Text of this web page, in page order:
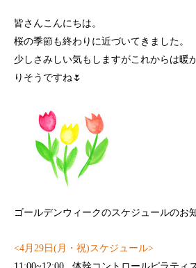
皆さんこんにちは。
桜の季節も終わりに近づいてきました。
少しさみしい気もしますがこれからは暖
りそうですね🌷
ゴールデンウィークのスケジュールのお
<4月 29 日 (月・祝)スケジュール>